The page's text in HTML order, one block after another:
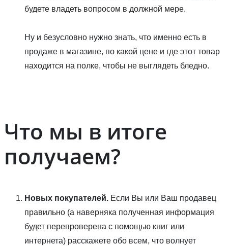
будете владеть вопросом в должной мере.
Ну и безусловно нужно знать, что именно есть в
продаже в магазине, по какой цене и где этот товар
находится на полке, чтобы не выглядеть бледно.
Что мы в итоге
получаем?
Новых покупателей. Если Вы или Ваш продавец
правильно (а наверняка полученная информация
будет перепроверена с помощью книг или
интернета) расскажете обо всем, что волнует